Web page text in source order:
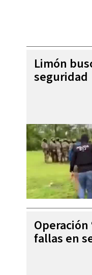
Limón
seguridad
Operación
fallas en